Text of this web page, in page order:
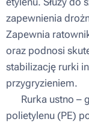
zapewnienia
Zapewnia
oraz podnosi
stabilizację rurki
przygryzieniem.
▪ Rurka ustno –
polietylenu (PE)